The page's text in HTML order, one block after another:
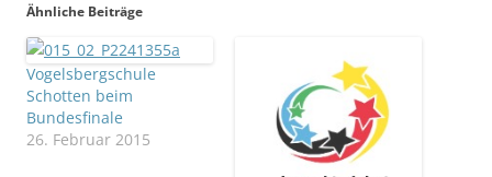
Ähnliche Beiträge
Vogelsbergschule
Schotten beim
Bundesfinale
26. Februar 2015